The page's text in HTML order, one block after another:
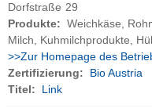
Dorfstraße 29
Produkte: Weichkäse,
Milch, Kuhmilchprodukte,
>>Zur Homepage des
Zertifizierung:
Bio Austria
Titel:
Link